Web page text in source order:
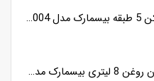
میوه خشک کن 5 طبقه بیسمارک مدل BM3004
سرخ کن بدون روغن 8 لیتری بیسمارک مدل BM3570